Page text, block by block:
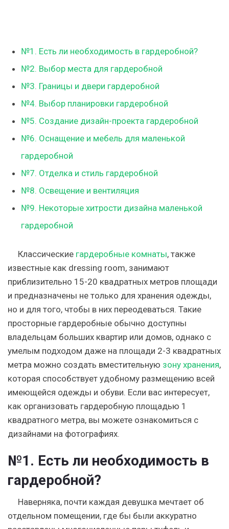
№1. Есть ли необходимость в гардеробной?
№2. Выбор места для гардеробной
№3. Границы и двери гардеробной
№4. Выбор планировки гардеробной
№5. Создание дизайн-проекта гардеробной
№6. Оснащение и мебель для маленькой
гардеробной
№7. Отделка и стиль гардеробной
№8. Освещение и вентиляция
№9. Некоторые хитрости дизайна маленькой
гардеробной
Классические гардеробные комнаты, также
известные как dressing room, занимают
приблизительно 15-20 квадратных метров площади
и предназначены не только для хранения одежды,
но и для того, чтобы в них переодеваться. Такие
просторные гардеробные обычно доступны
владельцам больших квартир или домов, однако с
умелым подходом даже на площади 2-3 квадратных
метра можно создать вместительную зону хранения,
которая способствует удобному размещению всей
имеющейся одежды и обуви. Если вас интересует,
как организовать гардеробную площадью 1
квадратного метра, вы можете ознакомиться с
дизайнами на фотографиях.
№1. Есть ли необходимость в
гардеробной?
Наверняка, почти каждая девушка мечтает об
отдельном помещении, где бы были аккуратно